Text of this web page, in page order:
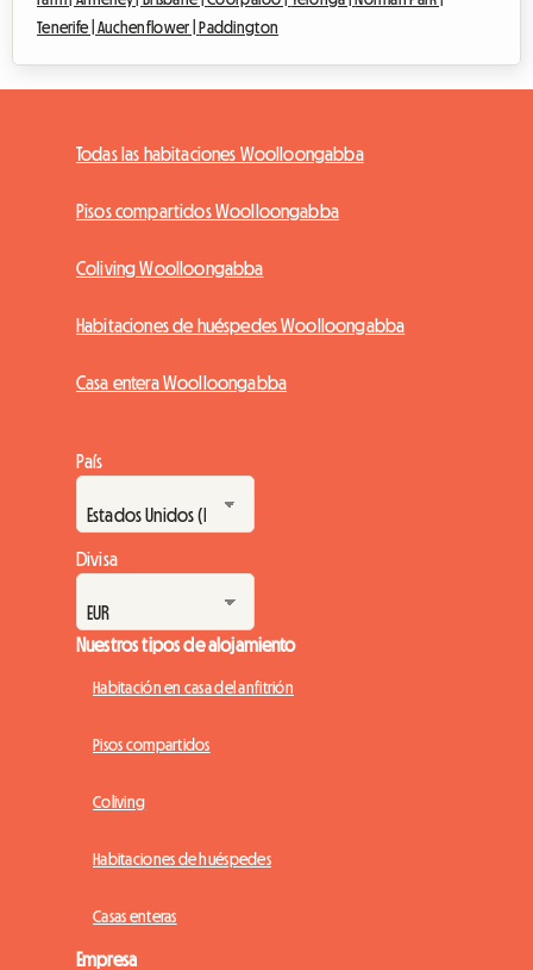
Tenerife |Auchenflower |Paddington
Todas las habitaciones Woolloongabba
Pisos compartidos Woolloongabba
Coliving Woolloongabba
Habitaciones de huéspedes Woolloongabba
Casa entera Woolloongabba
País
Divisa
Nuestros tipos de alojamiento
Habitación en casa del anfitrión
Pisos compartidos
Coliving
Habitaciones de huéspedes
Casas enteras
Empresa